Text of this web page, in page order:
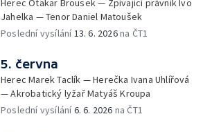
Jahelka — Tenor Daniel Matoušek
Poslední vysílání 13. 6. 2026na ČT1
5. června
Herec Marek Taclík — Herečka Ivana Uhlířová
— Akrobatický lyžař Matyáš Kroupa
Poslední vysílání6. 6. 2026 na ČT1